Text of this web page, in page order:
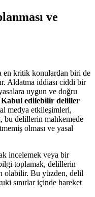
ve
en kritik konulardan biri de
Aldatma iddiası ciddi bir
uygun ve doğru
Kabul edilebilir deliller
medya etkileşimleri,
bu delillerin mahkemede
olması ve yasal
incelemek veya bir
bilgi toplamak, delillerin
olabilir. Bu yüzden, delil
sınırlar içinde hareket